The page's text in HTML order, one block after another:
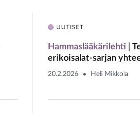
UUTISET
Hammaslääkärilehti
erikoisalat-sarjan
20.2.2026 Heli Mikkola